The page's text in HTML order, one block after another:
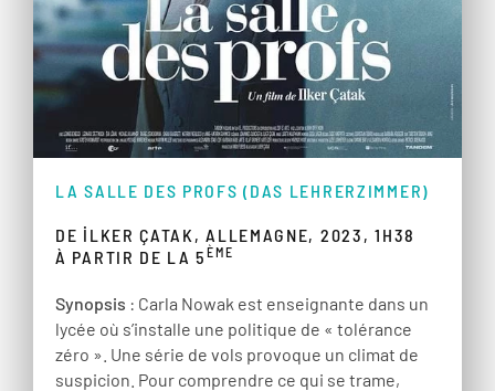
LA SALLE DES PROFS (DAS LEHRERZIMMER)
DE İLKER ÇATAK, ALLEMAGNE, 2023, 1H38
À PARTIR DE LA 5ÈME
Synopsis : Carla Nowak est enseignante dans un
lycée où s’installe une politique de « tolérance
zéro ». Une série de vols provoque un climat de
suspicion. Pour comprendre ce qui se trame,